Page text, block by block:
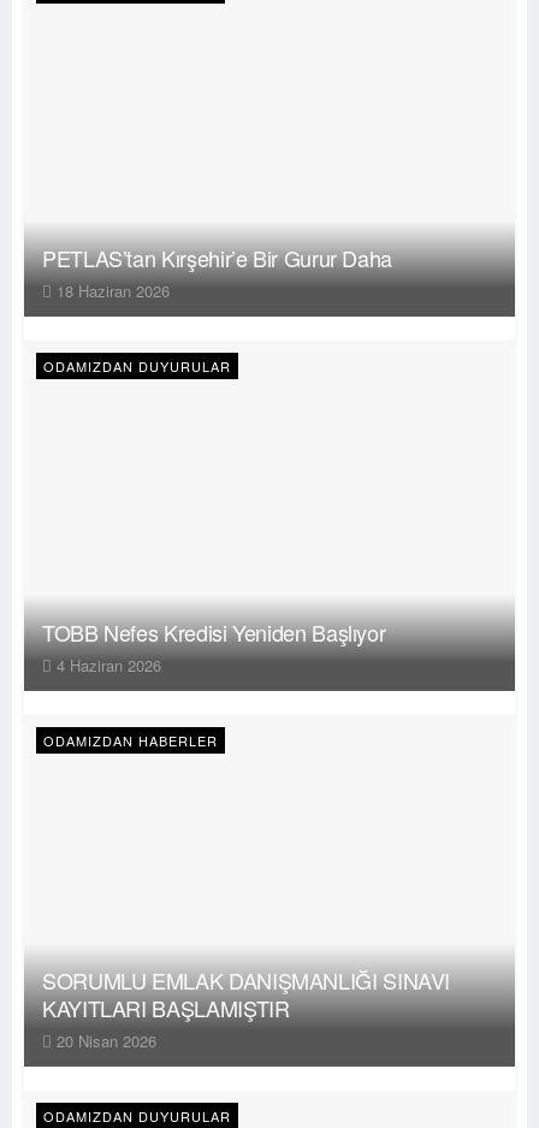
PETLAS’tan Kırşehir’e Bir Gurur Daha
18 Haziran 2026
ODAMIZDAN DUYURULAR
TOBB Nefes Kredisi Yeniden Başlıyor
4 Haziran 2026
ODAMIZDAN HABERLER
SORUMLU EMLAK DANIŞMANLIĞI SINAVI
KAYITLARI BAŞLAMIŞTIR
20 Nisan 2026
ODAMIZDAN DUYURULAR